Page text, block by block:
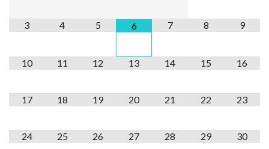
3 4 5 6 7 8 9
10 11 12 13 14 15 16
17 18 19 20 21 22 23
24 25 26 27 28 29 30